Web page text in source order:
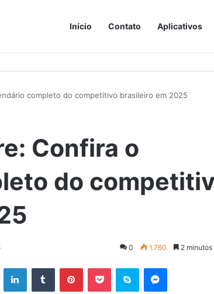
Início Contato Aplicativos
completo do competitivo brasileiro em 2025
Confira o
do
0 1.760 2
LinkedinTumblr PinterestPocket Skype Messenger